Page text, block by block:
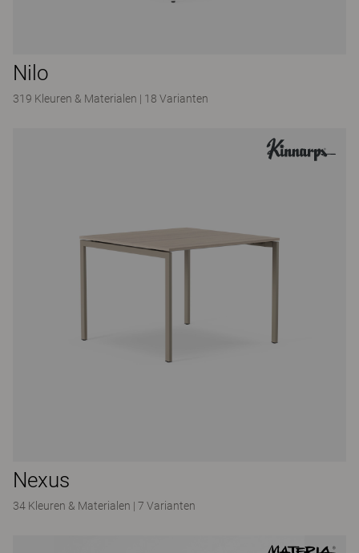
Nilo
319 Kleuren & Materialen | 18 Varianten
Nexus
34 Kleuren & Materialen | 7 Varianten